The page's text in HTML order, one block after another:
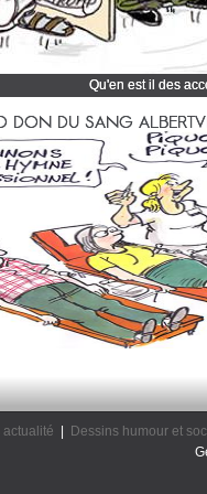
Qu'en est il des
Cliquez et découvrez
DON DU SANG
actualité Dessins humour et